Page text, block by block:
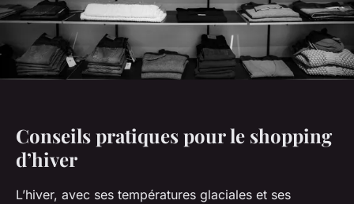
Conseils pratiques pour le shopping
d’hiver
L’hiver, avec ses températures glaciales et ses